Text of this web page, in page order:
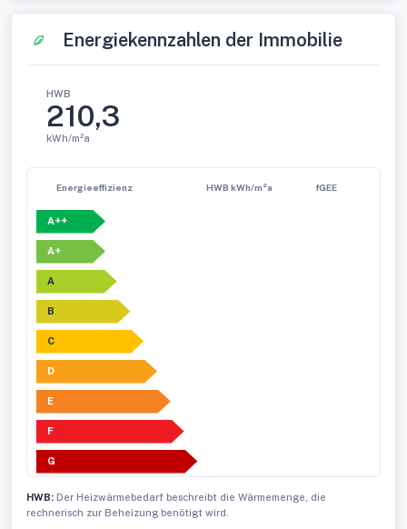
Energiekennzahlen der Immobilie
HWB
210,3
kWh/m²a
Energieeffizienz HWB kWh/m²a fGEE
A++
A+
A
B
C
D
E
F
G
HWB: Der Heizwärmebedarf beschreibt die Wärmemenge, die
rechnerisch zur Beheizung benötigt wird.